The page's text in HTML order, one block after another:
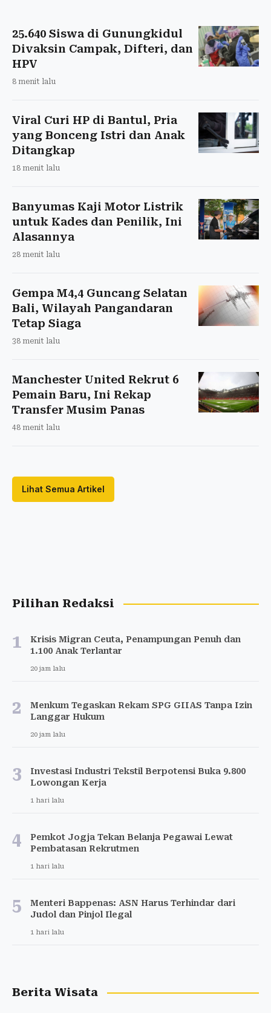
25.640 Siswa di Gunungkidul
Divaksin Campak, Difteri, dan
HPV
8 menit lalu
Viral Curi HP di Bantul, Pria
yang Bonceng Istri dan Anak
Ditangkap
18 menit lalu
Banyumas Kaji Motor Listrik
untuk Kades dan Penilik, Ini
Alasannya
28 menit lalu
Gempa M4,4 Guncang Selatan
Bali, Wilayah Pangandaran
Tetap Siaga
38 menit lalu
Manchester United Rekrut 6
Pemain Baru, Ini Rekap
Transfer Musim Panas
48 menit lalu
Lihat Semua Artikel
Pilihan Redaksi
1
Krisis Migran Ceuta, Penampungan Penuh dan
1.100 Anak Terlantar
20 jam lalu
2
Menkum Tegaskan Rekam SPG GIIAS Tanpa Izin
Langgar Hukum
20 jam lalu
3
Investasi Industri Tekstil Berpotensi Buka 9.800
Lowongan Kerja
1 hari lalu
4
Pemkot Jogja Tekan Belanja Pegawai Lewat
Pembatasan Rekrutmen
1 hari lalu
5
Menteri Bappenas: ASN Harus Terhindar dari
Judol dan Pinjol Ilegal
1 hari lalu
Berita Wisata